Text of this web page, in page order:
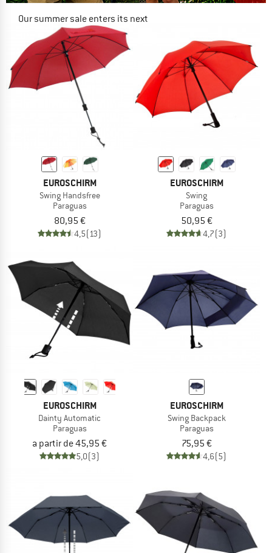
Our summer sale enters its next
NOW UP TO 50% OFF
TO THE SALE
EUROSCHIRM
Swing Handsfree
Paraguas
80,95 €
4,5(13)
EUROSCHIRM
Swing
Paraguas
50,95 €
4,7(3)
EUROSCHIRM
Dainty Automatic
Paraguas
a partir de 45,95 €
5,0(3)
EUROSCHIRM
Swing Backpack
Paraguas
75,95 €
4,6(5)